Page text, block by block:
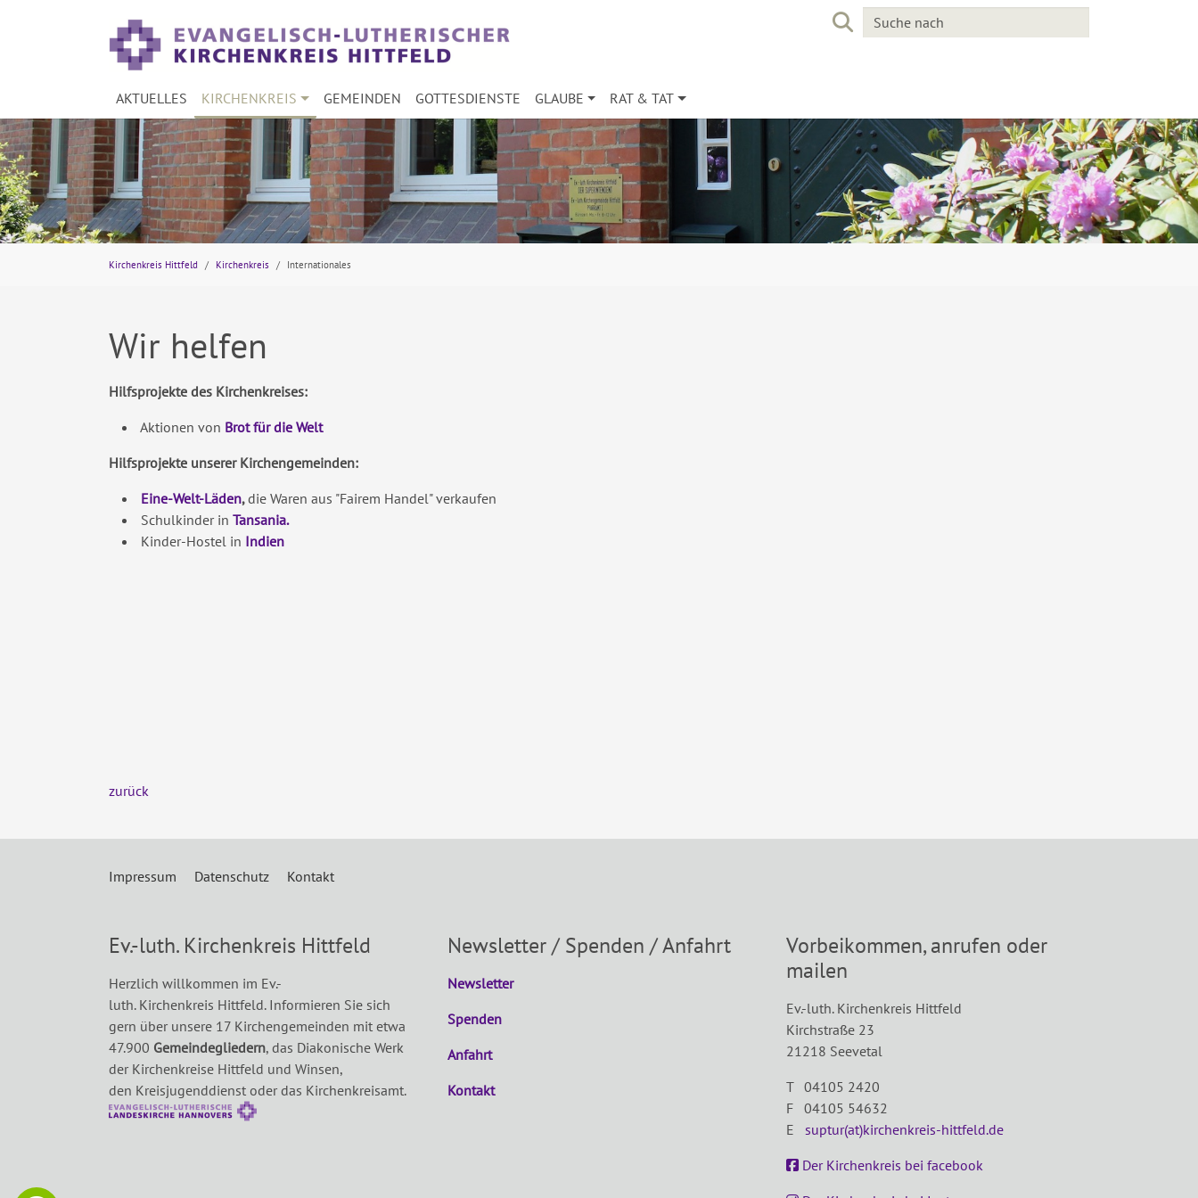
AKTUELLES KIRCHENKREIS GEMEINDEN GOTTESDIENSTE GLAUBE RAT & TAT
Kirchenkreis Hittfeld Kirchenkreis Internationales
Wir helfen
Hilfsprojekte des Kirchenkreises:
Aktionen von Brot für die Welt
Hilfsprojekte unserer Kirchengemeinden:
Eine-Welt-Läden,die Waren aus "Fairem Handel" verkaufen
Schulkinder in Tansania.
Kinder-Hostel in Indien
zurück
Impressum Datenschutz Kontakt
Ev.-luth. Kirchenkreis Hittfeld
Herzlich willkommen im Ev.-
luth. Kirchenkreis Hittfeld. Informieren Sie sich
gern über unsere 17 Kirchengemeinden mit etwa
47.900 Gemeindegliedern, das Diakonische Werk
der Kirchenkreise Hittfeld und Winsen,
den Kreisjugenddienst oder das Kirchenkreisamt.
Newsletter / Spenden / Anfahrt
Newsletter
Spenden
Anfahrt
Kontakt
Vorbeikommen, anrufen oder
mailen
Ev.-luth. Kirchenkreis Hittfeld
Kirchstraße 23
21218 Seevetal
T 04105 2420
F 04105 54632
E suptur(at)kirchenkreis-hittfeld.de
Der Kirchenkreis bei facebook